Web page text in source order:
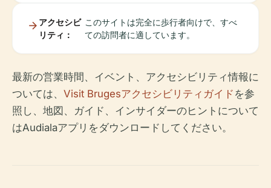
アクセシビ
リティ：
このサイトは完全に歩行者向けで、すべ
ての訪問者に適しています。
最新の営業時間、イベント、アクセシビリティ情報に
ついては、 Visit Brugesアクセシビリティガイド を参
照し、地図、ガイド、インサイダーのヒントについて
はAudialaアプリをダウンロードしてください。